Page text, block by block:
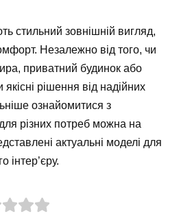
стильний зовнішній вигляд,
Незалежно від того, чи
приватний будинок або
рішення від надійних
ознайомитися з
різних потреб можна на
актуальні моделі для
інтер’єру.